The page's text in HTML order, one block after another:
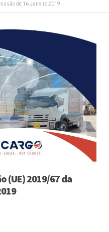
de 16 Janeiro 2019
(UE) 2019/67 da